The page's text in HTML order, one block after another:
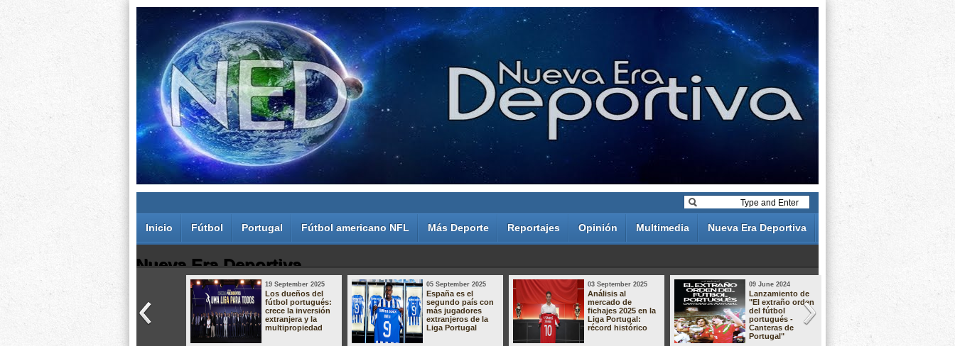
Inicio Fútbol Portugal Fútbol americano NFL Más Deporte Reportajes Opinión Multimedia Nueva Era Deportiva
Nueva Era Deportiva
Juan Carlos Rodríguez dos Santos
19 September 2025
Los dueños del
fútbol portugués:
crece la inversión
extranjera y la
multipropiedad
05 September 2025
España es el
segundo país con
más jugadores
extranjeros de la
Liga Portugal
03 September 2025
Análisis al
mercado de
fichajes 2025 en la
Liga Portugal:
récord histórico
09 June 2024
Lanzamiento de
"El extraño orden
del fútbol
portugués -
Canteras de
Portugal"
19 May 2024
Análisis de
Liga
23/24: